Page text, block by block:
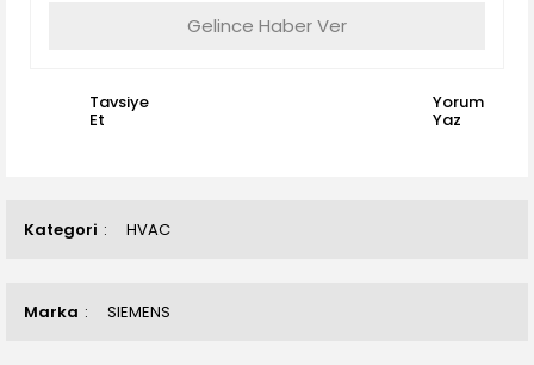
Kategori HVAC
Marka SIEMENS
Gelince Haber Ver
Tavsiye
Et
Yorum
Yaz